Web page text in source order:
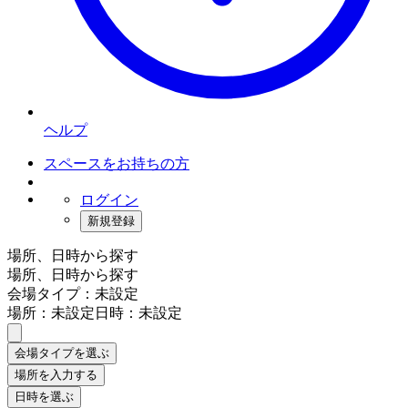
ヘルプ
スペースをお持ちの方
ログイン
新規登録
場所、日時から探す
場所、日時から探す
会場タイプ：未設定
場所：未設定日時：未設定
会場タイプを選ぶ
場所を入力する
日時を選ぶ